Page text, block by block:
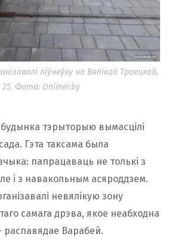
ліўнеўку на Вялікай Траецкай,
25. Фота: Onliner.by
тэрыторыю вымасцілі
Гэта таксама была
папрацаваць не толькі з
і з навакольным асяроддзем.
невялікую зону
самага дрэва, якое неабходна
распавядае Варабей.